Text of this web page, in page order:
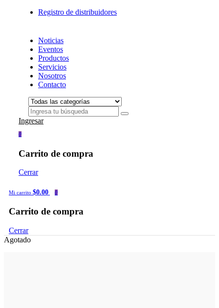
Registro de distribuidores
Noticias
Eventos
Productos
Servicios
Nosotros
Contacto
Ingresar
0
Carrito de compra
Cerrar
Mi carrito $0.00 0
Carrito de compra
Cerrar
Agotado